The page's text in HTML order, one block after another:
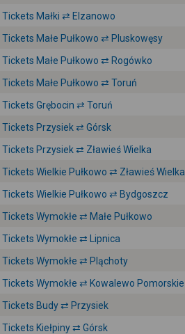
Tickets Małki ⇄ Elzanowo
Tickets Małe Pułkowo ⇄ Pluskowęsy
Tickets Małe Pułkowo ⇄ Rogówko
Tickets Małe Pułkowo ⇄ Toruń
Tickets Grębocin ⇄ Toruń
Tickets Przysiek ⇄ Górsk
Tickets Przysiek ⇄ Zławieś Wielka
Tickets Wielkie Pułkowo ⇄ Zławieś Wielka
Tickets Wielkie Pułkowo ⇄ Bydgoszcz
Tickets Wymokłe ⇄ Małe Pułkowo
Tickets Wymokłe ⇄ Lipnica
Tickets Wymokłe ⇄ Pląchoty
Tickets Wymokłe ⇄ Kowalewo Pomorskie
Tickets Budy ⇄ Przysiek
Tickets Kiełpiny ⇄ Górsk